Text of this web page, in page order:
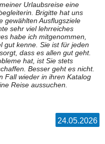
Urlaubsreise eine
Brigitte hat uns
gewählten Ausflugsziele
sehr viel lehrreiches
habe ich mitgenommen,
gut kenne. Sie ist für jeden
dass es allen gut geht.
hat, ist Sie stets
Besser geht es nicht.
Fall wieder in ihren Katalog
Reise aussuchen.
24.05.2026